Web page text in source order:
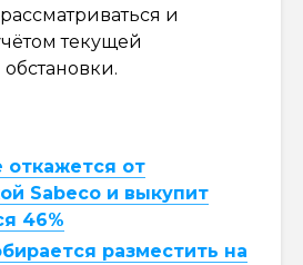
и
текущей
откажется от
Sabeco и выкупит
46%
разместить на